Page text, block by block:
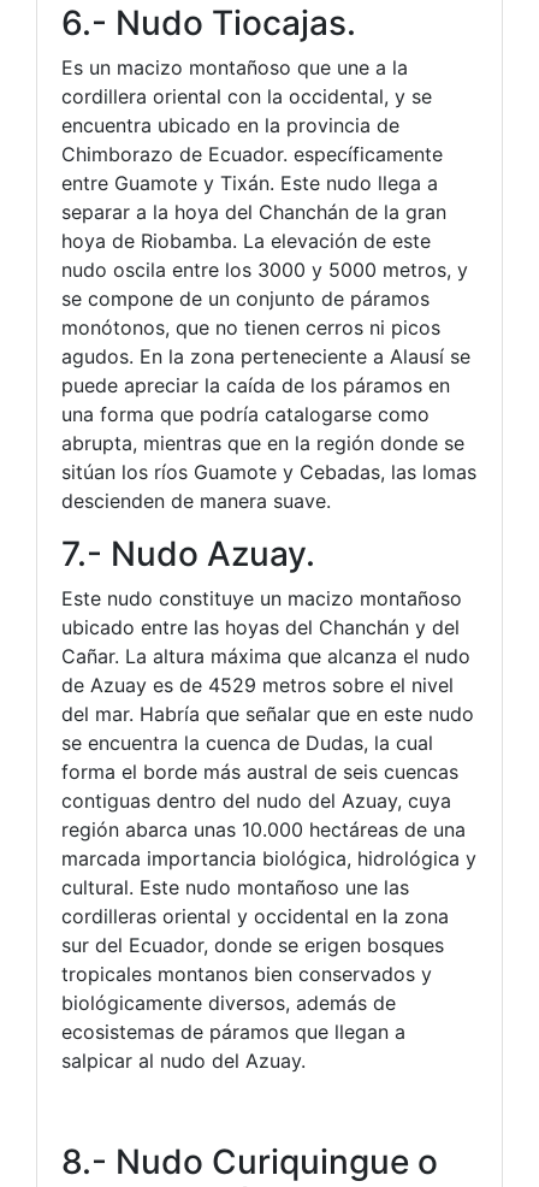
6.- Nudo Tiocajas.
Es un macizo montañoso que une a la
cordillera oriental con la occidental, y se
encuentra ubicado en la provincia de
Chimborazo de Ecuador. específicamente
entre Guamote y Tixán. Este nudo llega a
separar a la hoya del Chanchán de la gran
hoya de Riobamba. La elevación de este
nudo oscila entre los 3000 y 5000 metros, y
se compone de un conjunto de páramos
monótonos, que no tienen cerros ni picos
agudos. En la zona perteneciente a Alausí se
puede apreciar la caída de los páramos en
una forma que podría catalogarse como
abrupta, mientras que en la región donde se
sitúan los ríos Guamote y Cebadas, las lomas
descienden de manera suave.
7.- Nudo Azuay.
Este nudo constituye un macizo montañoso
ubicado entre las hoyas del Chanchán y del
Cañar. La altura máxima que alcanza el nudo
de Azuay es de 4529 metros sobre el nivel
del mar. Habría que señalar que en este nudo
se encuentra la cuenca de Dudas, la cual
forma el borde más austral de seis cuencas
contiguas dentro del nudo del Azuay, cuya
región abarca unas 10.000 hectáreas de una
marcada importancia biológica, hidrológica y
cultural. Este nudo montañoso une las
cordilleras oriental y occidental en la zona
sur del Ecuador, donde se erigen bosques
tropicales montanos bien conservados y
biológicamente diversos, además de
ecosistemas de páramos que llegan a
salpicar al nudo del Azuay.
8.- Nudo Curiquingue o